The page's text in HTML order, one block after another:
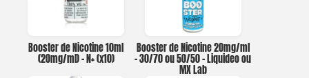
Booster de Nicotine 10ml
(20mg/ml) – N+ (x10)
Booster de Nicotine 20mg/ml
– 30/70 ou 50/50 – Liquideo ou
MX Lab